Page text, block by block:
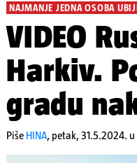
NAJMANJE JEDNA OSOBA
VIDEO
Harkiv.
gradu
Piše HINA, petak, 31.5.2024.